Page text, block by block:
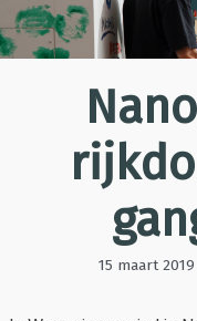
15 maart 2019